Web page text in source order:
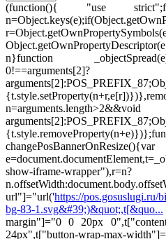
(function(){ "use
n}function
0!==arguments[2]?
changePosBannerOnResize(){var
show-iframe-wrapper"),r=n?
url"]="url('https://pos.gosuslugi.ru/
bg-83-1.svg&#39;)&quot;,t[&quo...
margin"]="0 0 20px
24px",t["button-wrap-max-